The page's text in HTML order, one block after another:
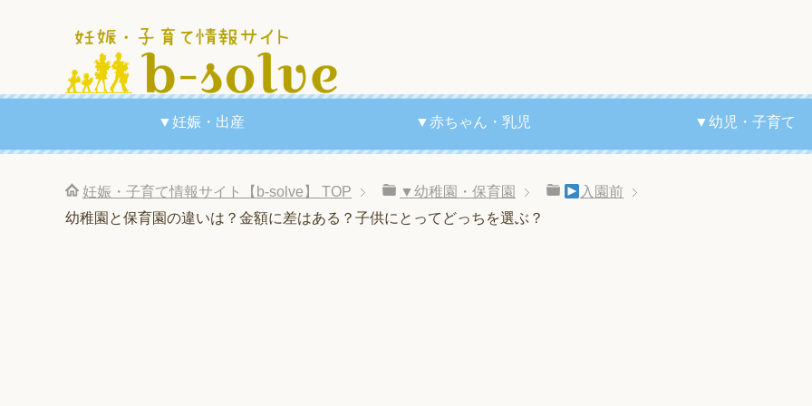
▼妊娠・出産 ▼赤ちゃん・乳児 ▼幼児・子育て
妊娠・子育て情報サイト【b-solve】 TOP ▼幼稚園・保育園
入園前
幼稚園と保育園の違いは？金額に差はある？子供にとってどっちを選ぶ？